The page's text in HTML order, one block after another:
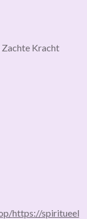
Kracht
https://spiritueel